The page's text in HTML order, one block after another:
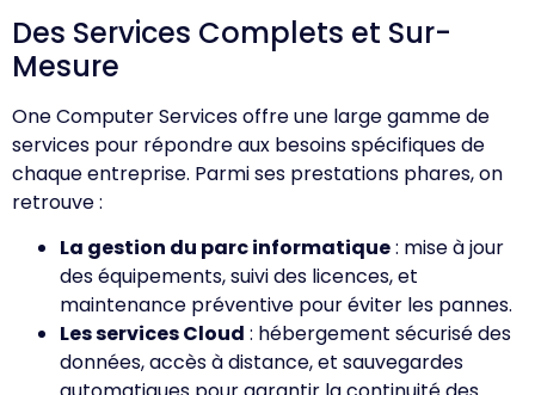
Des Services Complets et Sur-
Mesure
One Computer Services offre une large gamme de
services pour répondre aux besoins spécifiques de
chaque entreprise. Parmi ses prestations phares, on
retrouve :
La gestion du parc informatique: mise à jour
des équipements, suivi des licences, et
maintenance préventive pour éviter les pannes.
Les services Cloud : hébergement sécurisé des
données, accès à distance, et sauvegardes